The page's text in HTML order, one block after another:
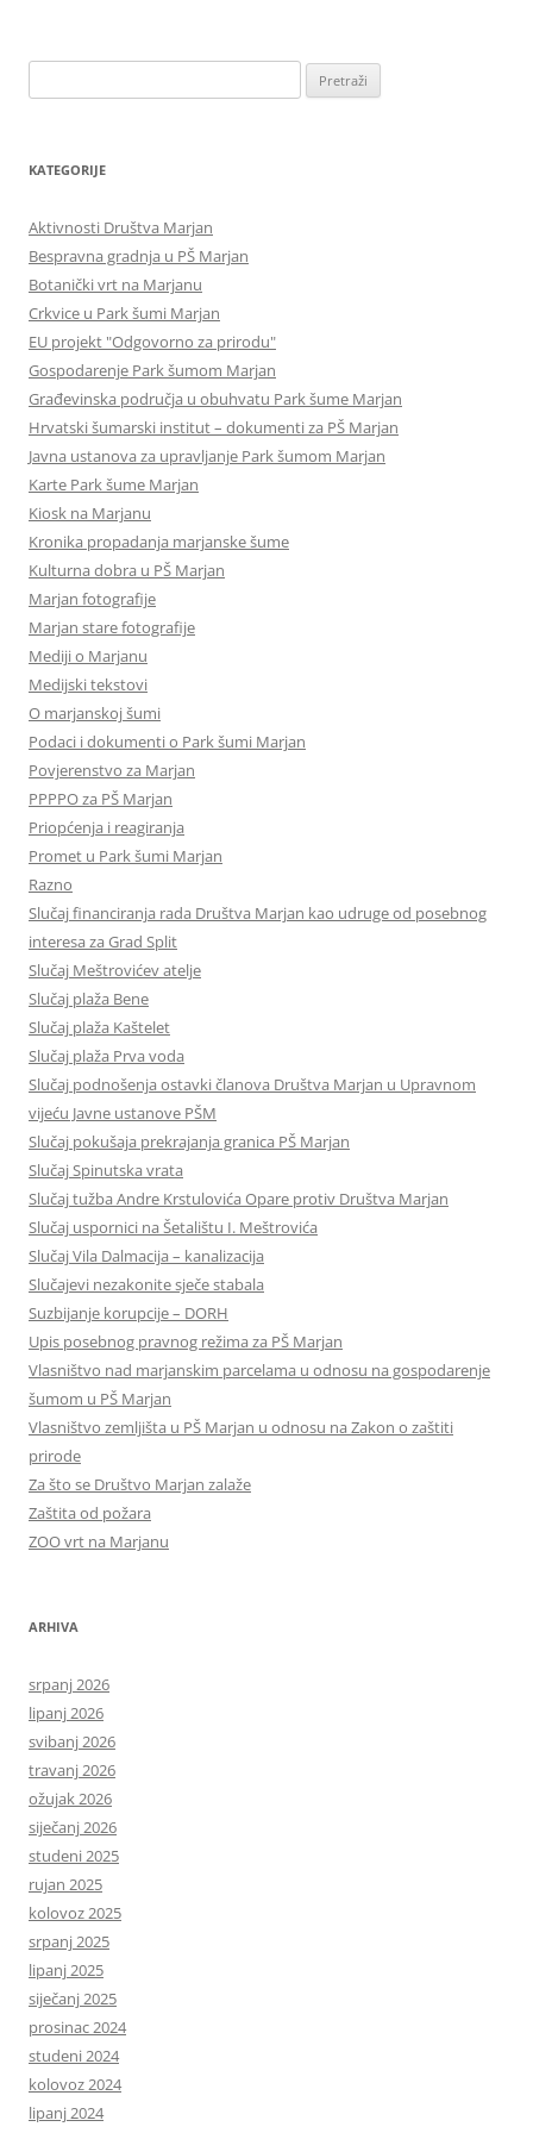
KATEGORIJE
Aktivnosti Društva Marjan
Bespravna gradnja u PŠ Marjan
Botanički vrt na Marjanu
Crkvice u Park šumi Marjan
EU projekt "Odgovorno za prirodu"
Gospodarenje Park šumom Marjan
Građevinska područja u obuhvatu Park šume Marjan
Hrvatski šumarski institut – dokumenti za PŠ Marjan
Javna ustanova za upravljanje Park šumom Marjan
Karte Park šume Marjan
Kiosk na Marjanu
Kronika propadanja marjanske šume
Kulturna dobra u PŠ Marjan
Marjan fotografije
Marjan stare fotografije
Mediji o Marjanu
Medijski tekstovi
O marjanskoj šumi
Podaci i dokumenti o Park šumi Marjan
Povjerenstvo za Marjan
PPPPO za PŠ Marjan
Priopćenja i reagiranja
Promet u Park šumi Marjan
Razno
Slučaj financiranja rada Društva Marjan kao udruge od posebnog
interesa za Grad Split
Slučaj Meštrovićev atelje
Slučaj plaža Bene
Slučaj plaža Kaštelet
Slučaj plaža Prva voda
Slučaj podnošenja ostavki članova Društva Marjan u Upravnom
vijeću Javne ustanove PŠM
Slučaj pokušaja prekrajanja granica PŠ Marjan
Slučaj Spinutska vrata
Slučaj tužba Andre Krstulovića Opare protiv Društva Marjan
Slučaj uspornici na Šetalištu I. Meštrovića
Slučaj Vila Dalmacija – kanalizacija
Slučajevi nezakonite sječe stabala
Suzbijanje korupcije – DORH
Upis posebnog pravnog režima za PŠ Marjan
Vlasništvo nad marjanskim parcelama u odnosu na gospodarenje
šumom u PŠ Marjan
Vlasništvo zemljišta u PŠ Marjan u odnosu na Zakon o zaštiti
prirode
Za što se Društvo Marjan zalaže
Zaštita od požara
ZOO vrt na Marjanu
ARHIVA
srpanj 2026
lipanj 2026
svibanj 2026
travanj 2026
ožujak 2026
siječanj 2026
studeni 2025
rujan 2025
kolovoz 2025
srpanj 2025
lipanj 2025
siječanj 2025
prosinac 2024
studeni 2024
kolovoz 2024
lipanj 2024